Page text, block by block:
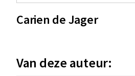
Carien de Jager
Van deze auteur: